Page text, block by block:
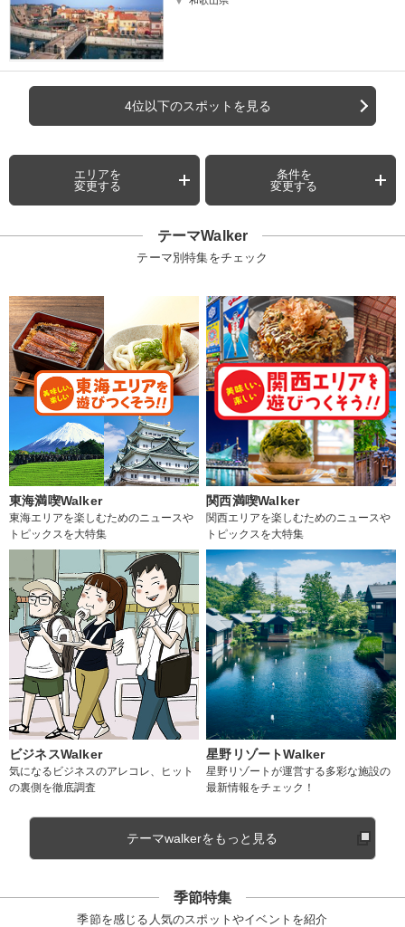
4位以下のスポットを見る
エリアを
変更する
条件を
変更する
テーマWalker
テーマ別特集をチェック
東海満喫Walker
東海エリアを楽しむためのニュースや
トピックスを大特集
関西満喫Walker
関西エリアを楽しむためのニュースや
トピックスを大特集
ビジネスWalker
気になるビジネスのアレコレ、ヒット
の裏側を徹底調査
星野リゾートWalker
星野リゾートが運営する多彩な施設の
最新情報をチェック！
テーマwalkerをもっと見る
季節特集
季節を感じる人気のスポットやイベントを紹介